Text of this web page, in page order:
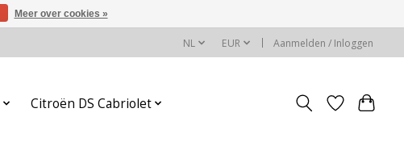
NL EUR Aanmelden / Inloggen
Citroën DS Cabriolet
Meer over cookies »